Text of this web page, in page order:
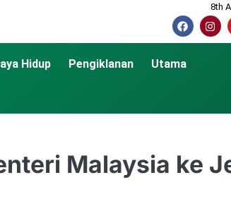
8th
Hidup Pengiklanan Utama
Malaysia ke